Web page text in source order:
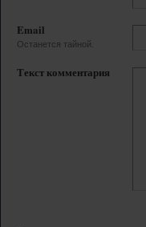
Email
Останется тайной.
Текст комментария